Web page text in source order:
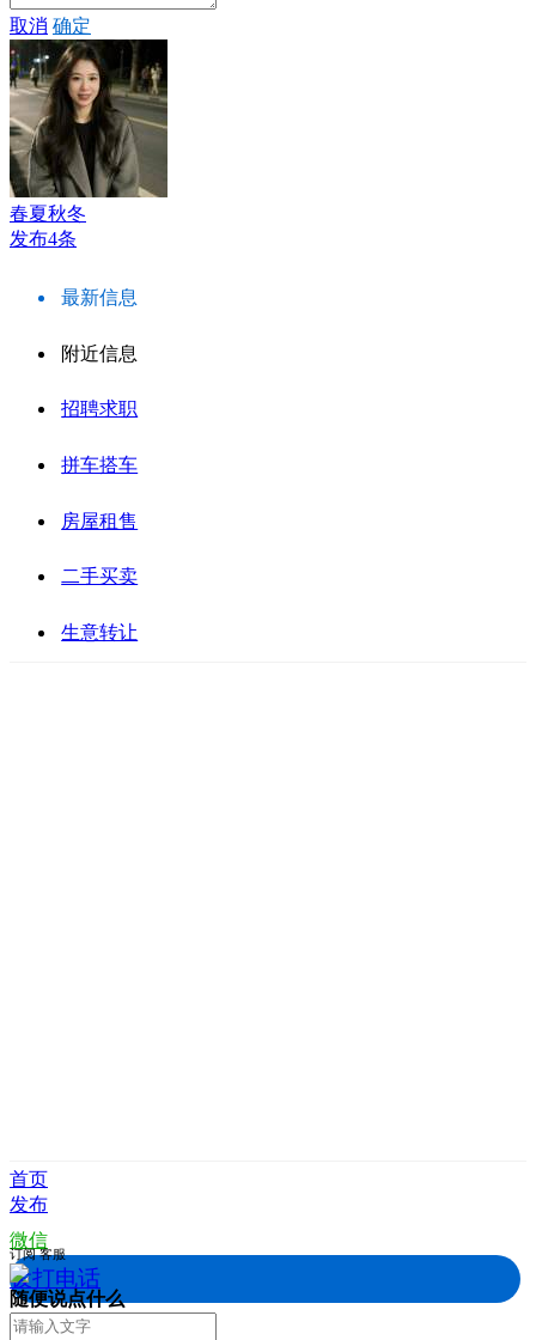
取消 确定
春夏秋冬
发布4条
最新信息
附近信息
招聘求职
拼车搭车
房屋租售
二手买卖
生意转让
首页
发布
微信
拨打电话
订阅 客服
随便说点什么